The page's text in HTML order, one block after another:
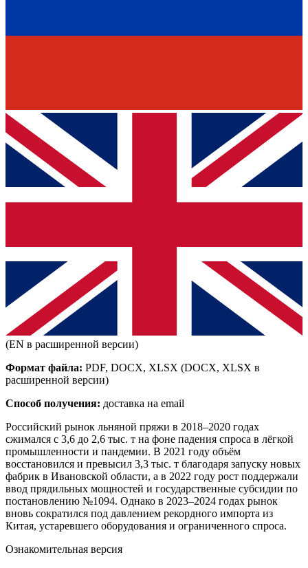
(EN в расширенной версии)
Формат файла: PDF, DOCX, XLSX (DOCX, XLSX в
расширенной версии)
Способ получения: доставка на email
Российский рынок льняной пряжи в 2018–2020 годах
сжимался с 3,6 до 2,6 тыс. т на фоне падения спроса в лёгкой
промышленности и пандемии. В 2021 году объём
восстановился и превысил 3,3 тыс. т благодаря запуску новых
фабрик в Ивановской области, а в 2022 году рост поддержали
ввод прядильных мощностей и государственные субсидии по
постановлению №1094. Однако в 2023–2024 годах рынок
вновь сократился под давлением рекордного импорта из
Китая, устаревшего оборудования и ограниченного спроса.
Ознакомительная версия